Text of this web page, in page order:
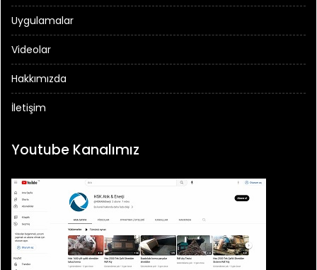
Uygulamalar
Videolar
Hakkımızda
İletişim
Youtube Kanalımız